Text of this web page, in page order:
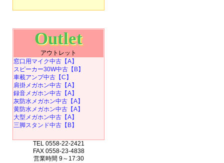
Outlet
アウトレット
窓口用マイク中古【A】
スピーカー30W中古【B】
車載アンプ中古【C】
肩掛メガホン中古【A】
録音メガホン中古【A】
灰防水メガホン中古【A】
黄防水メガホン中古【A】
大型メガホン中古【A】
三脚スタンド中古【B】
TEL 0558-22-2421
FAX 0558-23-4838
営業時間 9～17:30